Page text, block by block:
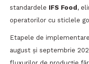
standardele IFS Food ,
operatorilor cu sticlele
Etapele de
august și septembrie